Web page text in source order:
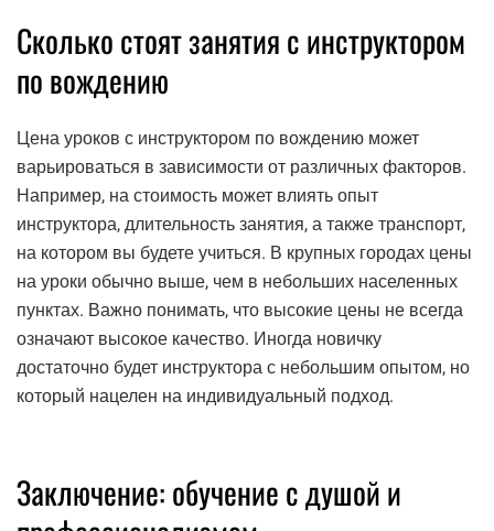
Сколько стоят занятия с инструктором
по вождению
Цена уроков с инструктором по вождению может
варьироваться в зависимости от различных факторов.
Например, на стоимость может влиять опыт
инструктора, длительность занятия, а также транспорт,
на котором вы будете учиться. В крупных городах цены
на уроки обычно выше, чем в небольших населенных
пунктах. Важно понимать, что высокие цены не всегда
означают высокое качество. Иногда новичку
достаточно будет инструктора с небольшим опытом, но
который нацелен на индивидуальный подход.
Заключение: обучение с душой и